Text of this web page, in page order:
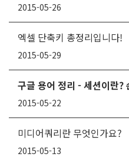
2015-05-26
엑셀 단축키 총정리입니다!
2015-05-29
구글 용어 정리 - 세션이란?
2015-05-22
미디어쿼리란 무엇인가요?
2015-05-13